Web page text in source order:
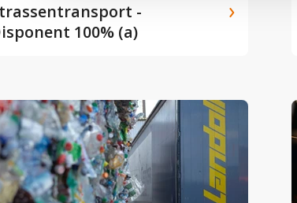
-
100% (a)